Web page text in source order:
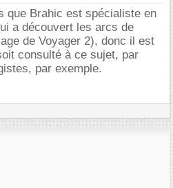
que Brahic est spécialiste en
a découvert les arcs de
de Voyager 2), donc il est
consulté à ce sujet, par
par exemple.